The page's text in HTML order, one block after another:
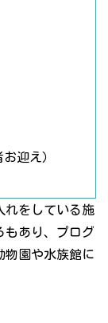
迎え）
れをしている施
もあり、プログ
物園や水族館に